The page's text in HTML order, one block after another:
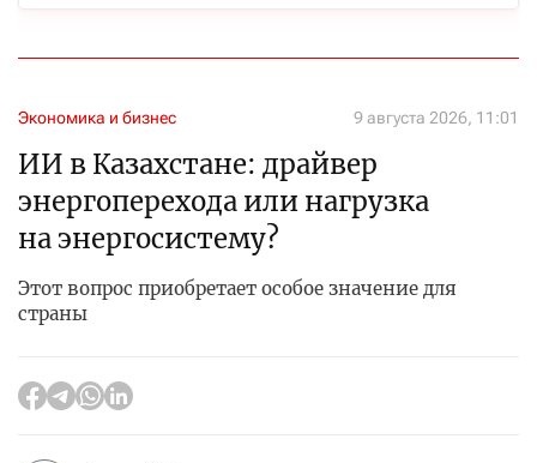
Экономика и бизнес 9 августа 2026, 11:01
ИИ в Казахстане: драйвер
энергоперехода или нагрузка
на энергосистему?
Этот вопрос приобретает особое значение для
страны